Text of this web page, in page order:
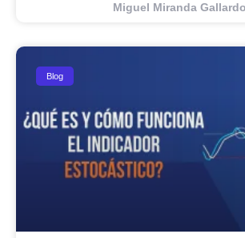
Miguel Miranda Gallardo
Blog